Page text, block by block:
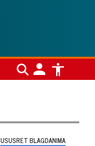
USUSRET BLAGDANIMA